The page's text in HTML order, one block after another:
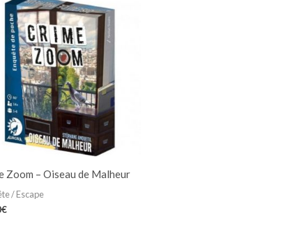
Zoom – Oiseau de Malheur
/ Escape
€